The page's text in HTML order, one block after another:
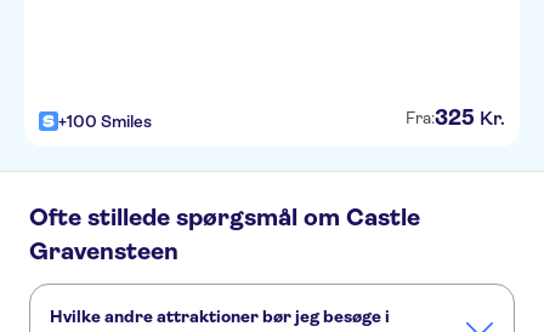
+100 Smiles Fra:325 Kr.
Ofte stillede spørgsmål om Castle
Gravensteen
Hvilke andre attraktioner bør jeg besøge i